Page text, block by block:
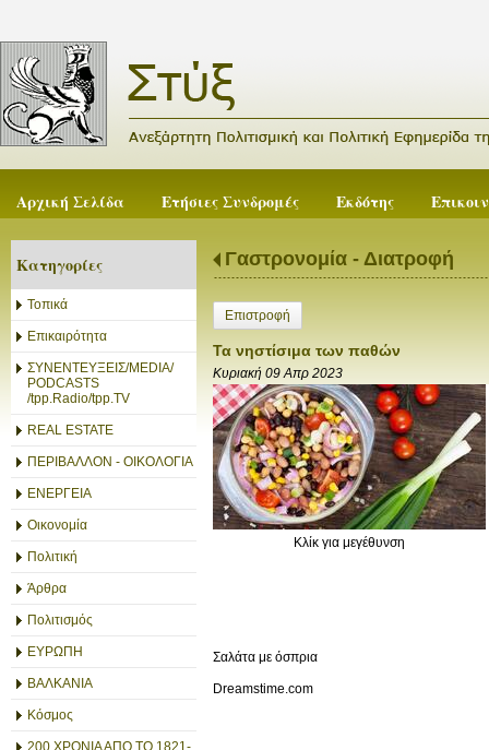
Αρχική Σελίδα Ετήσιες Συνδρομές Εκδότης
Κατηγορίες
Τοπικά
Επικαιρότητα
ΣΥΝΕΝΤΕΥΞΕΙΣ/MEDIA/
PODCASTS
/tpp.Radio/tpp.TV
REAL ESTATE
ΠΕΡΙΒΑΛΛΟΝ - ΟΙΚΟΛΟΓΙΑ
ΕΝΕΡΓΕΙΑ
Οικονομία
Πολιτική
Άρθρα
Πολιτισμός
ΕΥΡΩΠΗ
ΒΑΛΚΑΝΙΑ
Κόσμος
200 ΧΡΟΝΙΑ ΑΠΟ ΤΟ 1821-
Γαστρονομία - Διατροφή
Επιστροφή
Τα νηστίσιμα των παθών
Κυριακή 09 Απρ 2023
Κλίκ για μεγέθυνση
Σαλάτα με όσπρια
Dreamstime.com